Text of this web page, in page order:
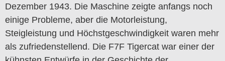
Dezember 1943. Die Maschine zeigte anfangs noch
einige Probleme, aber die Motorleistung,
Steigleistung und Höchstgeschwindigkeit waren mehr
als zufriedenstellend. Die F7F Tigercat war einer der